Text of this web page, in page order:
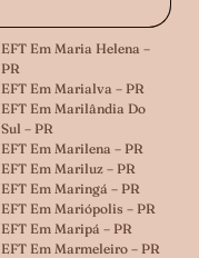
EFT Em Maria Helena –
PR
EFT Em Marialva – PR
EFT Em Marilândia Do
Sul – PR
EFT Em Marilena – PR
EFT Em Mariluz – PR
EFT Em Maringá – PR
EFT Em Mariópolis – PR
EFT Em Maripá – PR
EFT Em Marmeleiro – PR